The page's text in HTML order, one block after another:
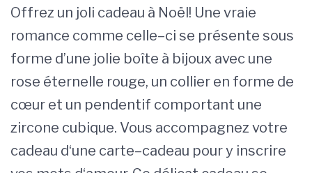
Offrez un joli cadeau à Noël! Une vraie
romance comme celle–ci se présente sous
forme d’une jolie boîte à bijoux avec une
rose éternelle rouge, un collier en forme de
cœur et un pendentif comportant une
zircone cubique. Vous accompagnez votre
cadeau d‘une carte–cadeau poury inscrire